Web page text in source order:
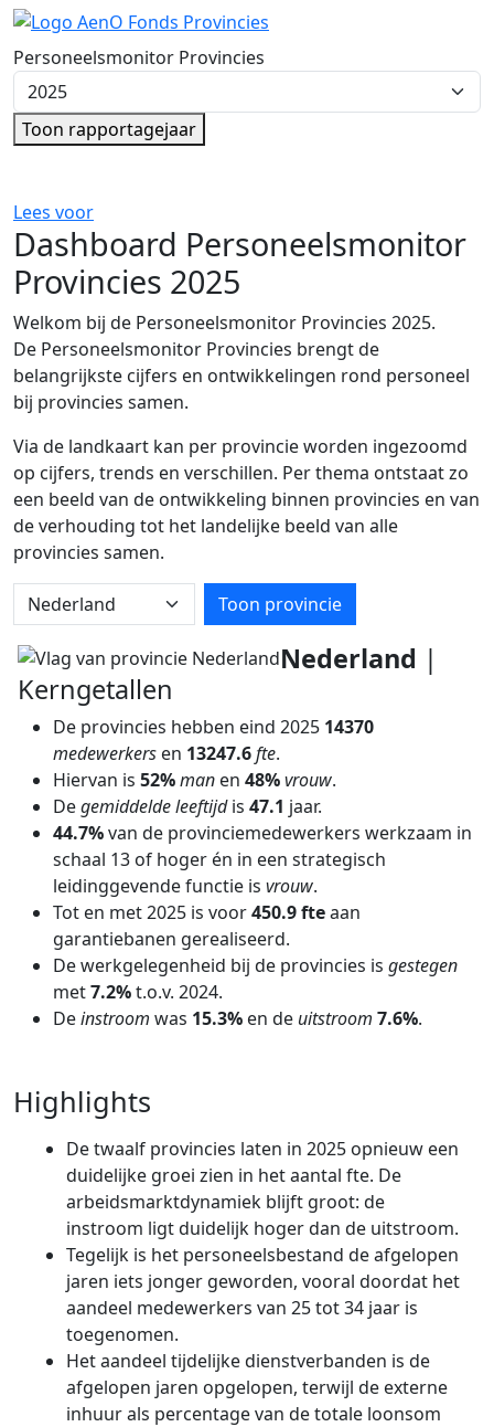
Ga direct naar de inhoud
Personeelsmonitor Provincies
Kies rapportagejaar
Toon rapportagejaar
Lees voor
Dashboard Personeelsmonitor
Provincies 2025
Welkom bij de Personeelsmonitor Provincies 2025.
De Personeelsmonitor Provincies brengt de
belangrijkste cijfers en ontwikkelingen rond personeel
bij provincies samen.
Via de landkaart kan per provincie worden ingezoomd
op cijfers, trends en verschillen. Per thema ontstaat zo
een beeld van de ontwikkeling binnen provincies en van
de verhouding tot het landelijke beeld van alle
provincies samen.
Kies provincie
Toon provincie
Nederland |
Kerngetallen
De provincies hebben eind 2025 14370
medewerkers en 13247.6fte.
Hiervan is 52%man en 48%vrouw.
Degemiddelde leeftijdis 47.1 jaar.
44.7%van de provinciemedewerkers werkzaam in
schaal 13 of hoger én in een strategisch
leidinggevende functie is vrouw.
Tot en met 2025 is voor450.9 fteaan
garantiebanen gerealiseerd.
De werkgelegenheid bij de provincies is gestegen
met7.2%t.o.v. 2024.
Deinstroom was 15.3% en de uitstroom 7.6%.
Highlights
De twaalf provincies laten in 2025 opnieuw een
duidelijke groei zien in het aantal fte. De
arbeidsmarktdynamiek blijft groot: de
instroom ligt duidelijk hoger dan de uitstroom.
Tegelijk is het personeelsbestand de afgelopen
jaren iets jonger geworden, vooral doordat het
aandeel medewerkers van 25 tot 34 jaar is
toegenomen.
Het aandeel tijdelijke dienstverbanden is de
afgelopen jaren opgelopen, terwijl de externe
inhuur als percentage van de totale loonsom